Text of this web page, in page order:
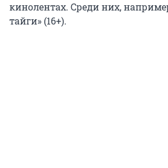
кинолентах. Среди них,
тайги» (16+).